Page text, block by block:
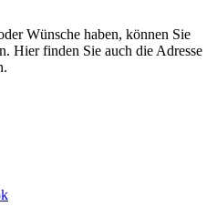
Wünsche haben, können Sie
Hier finden Sie auch die Adresse